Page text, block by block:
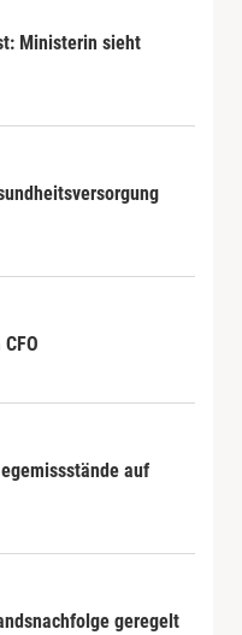
Ministerin sieht
auf
geregelt